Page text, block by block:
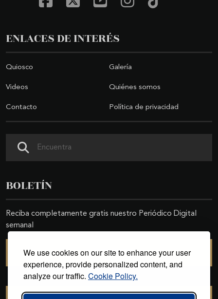
We use cookies on our site to enhance your user
experience, provide personalized content, and
analyze our traffic. Cookie Policy.
ENLACES DE INTERÉS
Quiosco Galería
Videos Quiénes somos
Contacto Política de privacidad
BOLETÍN
Reciba completamente gratis nuestro Periódico Digital
semanal
SUSCRIBIRSE